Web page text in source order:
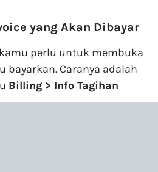
yang Akan Dibayar
perlu untuk membuka
bayarkan. Caranya adalah
Billing > Info Tagihan